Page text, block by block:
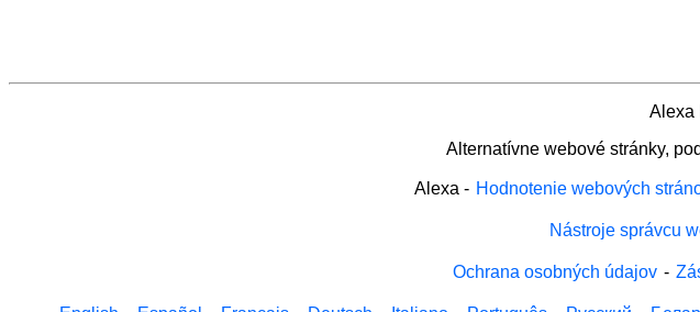
Alexa
Alternatívne webové stránky,
Alexa - Hodnotenie webových
Nástroje správcu
Ochrana osobných údajov -